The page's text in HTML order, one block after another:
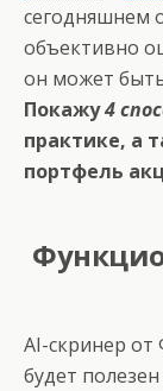
сегодняшнем
объективно
он может
Покажу4
практике, а
портфель
AI-скринер
будет полезен